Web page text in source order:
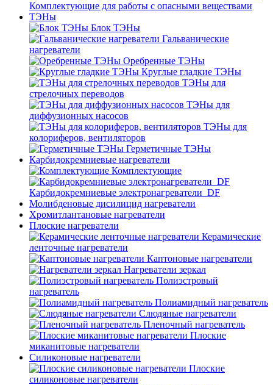
Комплектующие для работы с опасными веществами
ТЭНы
Блок ТЭНы
Гальванические
нагреватели
Оребренные ТЭНы
Круглые гладкие ТЭНы
ТЭНы для
стрелочных переводов
ТЭНы для
диффузионных насосов
ТЭНы для
колориферов, вентиляторов
Герметичные ТЭНы
Карбидокремниевые нагреватели
Комплектующие
Карбидокремниевые электронагреватели_DF
Молибденовые дисилицид нагреватели
Хромитлантановые нагреватели
Плоские нагреватели
Керамические
ленточные нагреватели
Каптоновые нагреватели
Нагреватели зеркал
Полиэстровый
нагреватель
Полиамидный нагреватель
Слюдяные нагреватели
Пленочный нагреватель
Плоские
миканитовые нагреватели
Силиконовые нагреватели
Плоские
силиконовые нагреватели